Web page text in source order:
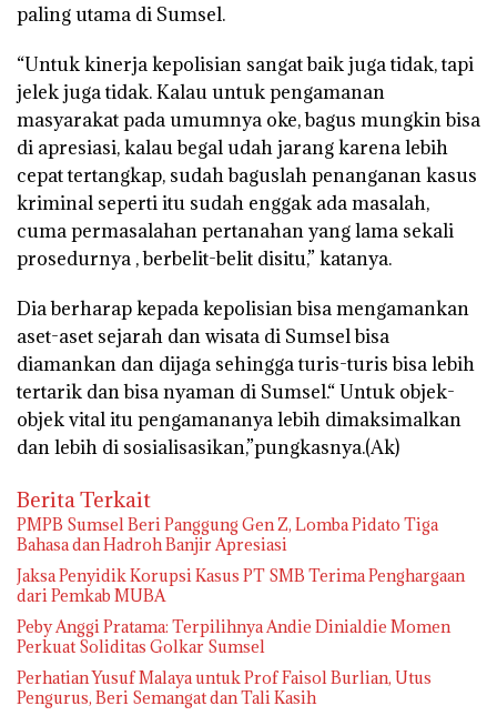
paling utama di Sumsel.
“Untuk kinerja kepolisian sangat baik juga tidak, tapi
jelek juga tidak. Kalau untuk pengamanan
masyarakat pada umumnya oke, bagus mungkin bisa
di apresiasi, kalau begal udah jarang karena lebih
cepat tertangkap, sudah baguslah penanganan kasus
kriminal seperti itu sudah enggak ada masalah,
cuma permasalahan pertanahan yang lama sekali
prosedurnya , berbelit-belit disitu,” katanya.
Dia berharap kepada kepolisian bisa mengamankan
aset-aset sejarah dan wisata di Sumsel bisa
diamankan dan dijaga sehingga turis-turis bisa lebih
tertarik dan bisa nyaman di Sumsel.“ Untuk objek-
objek vital itu pengamananya lebih dimaksimalkan
dan lebih di sosialisasikan,”pungkasnya.(Ak)
Berita Terkait
PMPB Sumsel Beri Panggung Gen Z, Lomba Pidato Tiga
Bahasa dan Hadroh Banjir Apresiasi
Jaksa Penyidik Korupsi Kasus PT SMB Terima Penghargaan
dari Pemkab MUBA
Peby Anggi Pratama: Terpilihnya Andie Dinialdie Momen
Perkuat Soliditas Golkar Sumsel
Perhatian Yusuf Malaya untuk Prof Faisol Burlian, Utus
Pengurus, Beri Semangat dan Tali Kasih